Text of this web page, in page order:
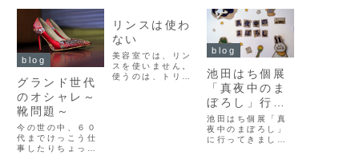
blog
グランド世代
のオシャレ～
靴問題～
今の世の中、６０
代までけっこう仕
事したりちょっと
リンスは使わ
ない
美容室では、リン
スを使いません。
使うのは、トリー
blog
池田はち個展
「真夜中のま
ぼろし」行っ
てきました。
池田はち個展「真
夜中のまぼろし」
に行ってきまし